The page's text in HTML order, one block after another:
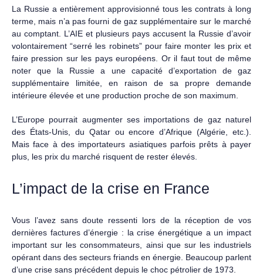
La Russie a entièrement approvisionné tous les contrats à long
terme, mais n’a pas fourni de gaz supplémentaire sur le marché
au comptant. L’AIE et plusieurs pays accusent la Russie d’avoir
volontairement “serré les robinets” pour faire monter les prix et
faire pression sur les pays européens. Or il faut tout de même
noter que la Russie a une capacité d’exportation de gaz
supplémentaire limitée, en raison de sa propre demande
intérieure élevée et une production proche de son maximum.
L’Europe pourrait augmenter ses importations de gaz naturel
des États-Unis, du Qatar ou encore d’Afrique (Algérie, etc.).
Mais face à des importateurs asiatiques parfois prêts à payer
plus, les prix du marché risquent de rester élevés.
L’impact de la crise en France
Vous l’avez sans doute ressenti lors de la réception de vos
dernières factures d’énergie : la crise énergétique a un impact
important sur les consommateurs, ainsi que sur les industriels
opérant dans des secteurs friands en énergie. Beaucoup parlent
d’une crise sans précédent depuis le choc pétrolier de 1973.